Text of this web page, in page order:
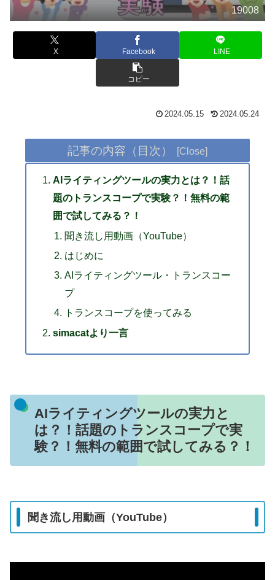
19008
X Facebook LINE
コピー
2024.05.15 2024.05.24
記事の内容（目次）
AIライティングツールの実力とは？！話
題のトランスコープで実験？！無料の範
囲で試してみる？！
聞き流し用動画（YouTube）
はじめに
AIライティングツール・トランスコー
プ
トランスコープを使ってみる
simacatより一言
AIライティングツールの実力と
は？！話題のトランスコープで実
験？！無料の範囲で試してみる？！
聞き流し用動画（YouTube）